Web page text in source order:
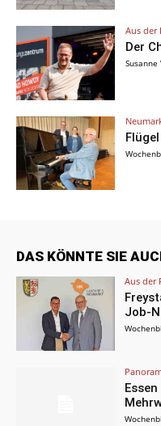
Aus der
Der
Susanne
DAS KÖNNTE SIE
Aus der
Job-